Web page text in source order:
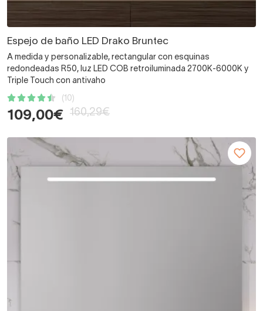
Espejo de baño LED Drako Bruntec
A medida y personalizable, rectangular con esquinas
redondeadas R50, luz LED COB retroiluminada 2700K-6000K y
Triple Touch con antivaho
(10)
109,00€ 160,29€